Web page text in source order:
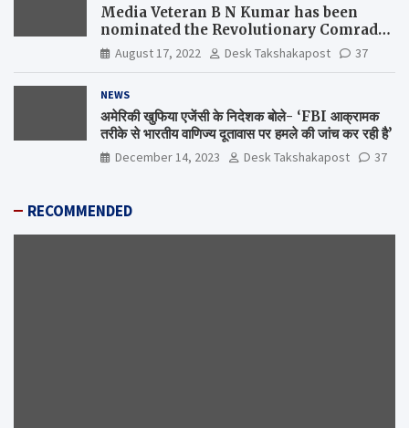
Media Veteran B N Kumar has been
nominated the Revolutionary Comrade
Shiv Varma Media Award 2022-23
August 17, 2022 Desk Takshakapost 37
NEWS
अमेरिकी खुफिया एजेंसी के निदेशक बोले- ‘FBI आक्रामक
तरीके से भारतीय वाणिज्य दूतावास पर हमले की जांच कर रही है’
December 14, 2023 Desk Takshakapost 37
RECOMMENDED